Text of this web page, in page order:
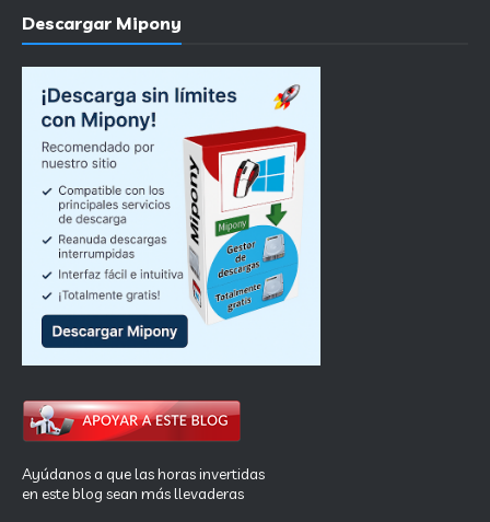
Descargar Mipony
Ayúdanos a que las horas invertidas
en este blog sean más llevaderas